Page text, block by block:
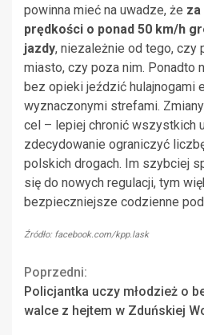
powinna mieć na uwadze, że
prędkości o ponad 50 km/h
jazdy, niezależnie od tego, czy
miasto, czy poza nim. Ponadto
bez opieki jeździć hulajnogami
wyznaczonymi strefami.
cel – lepiej chronić wszystkich
zdecydowanie ograniczyć
polskich drogach. Im szybciej
się do nowych regulacji, tym
bezpieczniejsze codzienne
Źródło: facebook.com/kpp.lask
Continue
Reading
Poprzedni:
Policjantka uczy młodzież o
walce z hejtem w Zduńskiej